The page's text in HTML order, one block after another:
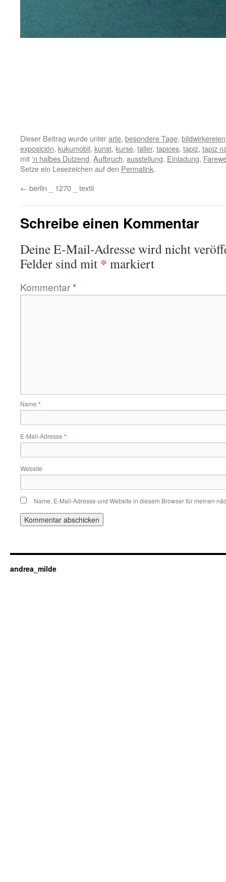
Dieser Beitrag wurde unterarte, besondere Tage, bildwirkereien
exposición, kukumobil, kunst, kurse, taller, tapices, tapiz, tapiz
mit'n halbes Dutzend, Aufbruch, ausstellung, Einladung,
Setze ein Lesezeichen auf den Permalink.
← berlin _ 1270 _ textil
Schreibe einen Kommentar
Deine E-Mail-Adresse wird nicht
Felder sind mit * markiert
Kommentar*
Name *
E-Mail-Adresse *
Website
Name, E-Mail-Adresse und Website in diesem Browser für meinen
andrea_milde